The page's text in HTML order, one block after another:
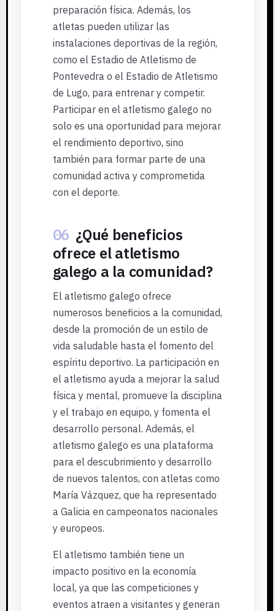
preparación física. Además, los
atletas pueden utilizar las
instalaciones deportivas de la región,
como el Estadio de Atletismo de
Pontevedra o el Estadio de Atletismo
de Lugo, para entrenar y competir.
Participar en el atletismo galego no
solo es una oportunidad para mejorar
el rendimiento deportivo, sino
también para formar parte de una
comunidad activa y comprometida
con el deporte.
06 ¿Qué beneficios
ofrece el atletismo
galego a la comunidad?
El atletismo galego ofrece
numerosos beneficios a la comunidad,
desde la promoción de un estilo de
vida saludable hasta el fomento del
espíritu deportivo. La participación en
el atletismo ayuda a mejorar la salud
física y mental, promueve la disciplina
y el trabajo en equipo, y fomenta el
desarrollo personal. Además, el
atletismo galego es una plataforma
para el descubrimiento y desarrollo
de nuevos talentos, con atletas como
María Vázquez, que ha representado
a Galicia en campeonatos nacionales
y europeos.
El atletismo también tiene un
impacto positivo en la economía
local, ya que las competiciones y
eventos atraen a visitantes y generan